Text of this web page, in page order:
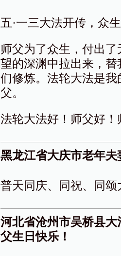
五·一三大法开传，众
师父为了众生，付出
望的深渊中拉出来，
们修炼。法轮大法是
父。
法轮大法好！师父好！
黑龙江省大庆市老年
普天同庆、同祝、同
河北省沧州市吴桥县
父生日快乐！